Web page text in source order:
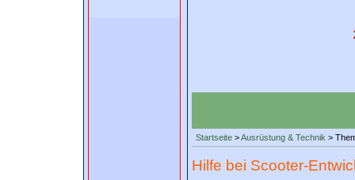
Startseite >Ausrüstung & Technik >
Hilfe bei Scooter-